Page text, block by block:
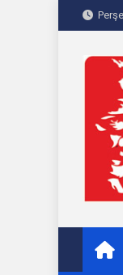
to